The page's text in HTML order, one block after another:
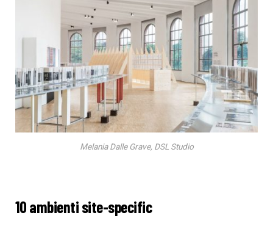
Melania Dalle Grave, DSL Studio
10 ambienti site-specific